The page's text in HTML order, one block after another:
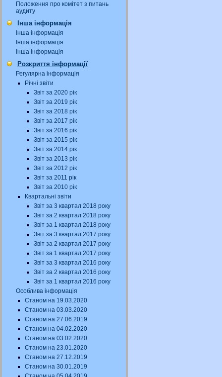
Положення про комітет з питань
аудиту
Інша інформація
Інша інформація
Інша інформація
Інша інформація
Розкриття інформації
Регулярна інформація
Річні звіти
Звіт за 2020 рік
Звіт за 2019 рік
Звіт за 2018 рік
Звіт за 2017 рік
Звіт за 2016 рік
Звіт за 2015 рік
Звіт за 2014 рік
Звіт за 2013 рік
Звіт за 2012 рік
Звіт за 2011 рік
Звіт за 2010 рік
Квартальні звіти
Звіт за 3 квартал 2018 року
Звіт за 2 квартал 2018 року
Звіт за 1 квартал 2018 року
Звіт за 3 квартал 2017 року
Звіт за 2 квартал 2017 року
Звіт за 1 квартал 2017 року
Звіт за 3 квартал 2016 року
Звіт за 2 квартал 2016 року
Звіт за 1 квартал 2016 року
Особлива інформація
Станом на 19.03.2020
Станом на 03.03.2020
Станом на 27.06.2019
Станом на 04.02.2020
Станом на 03.02.2020
Станом на 23.01.2020
Станом на 27.12.2019
Станом на 30.01.2019